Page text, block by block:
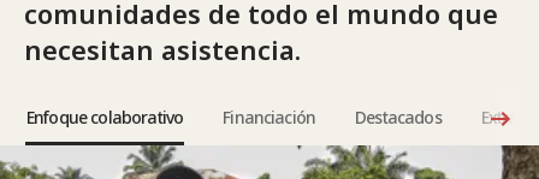
comunidades de todo el mundo que
necesitan asistencia.
Enfoque colaborativo Financiación Destacados